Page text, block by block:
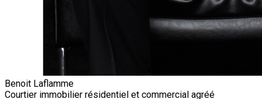
Benoit Laflamme
Courtier immobilier résidentiel et commercial agréé